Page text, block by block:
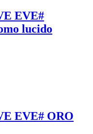
EVE#
lucido
EVE# ORO